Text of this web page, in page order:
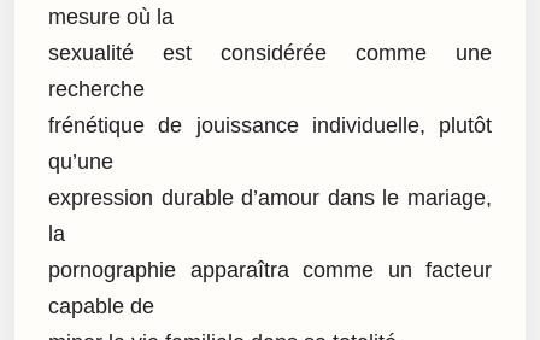
mesure où la
sexualité est considérée comme une
recherche
frénétique de jouissance individuelle, plutôt
qu’une
expression durable d’amour dans le mariage,
la
pornographie apparaîtra comme un facteur
capable de